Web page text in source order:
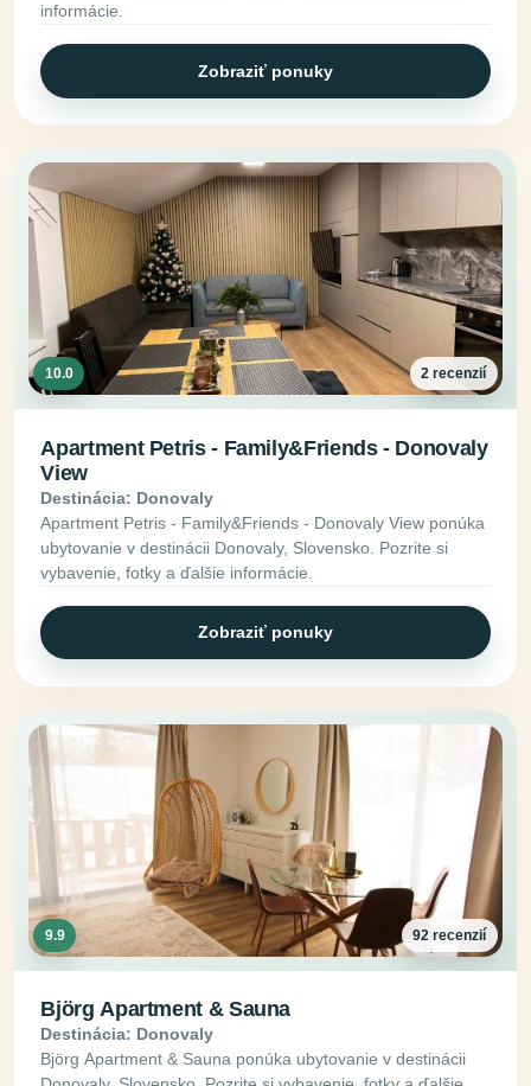
informácie.
Zobraziť ponuky
10.0 2 recenzií
Apartment Petris - Family&Friends - Donovaly
View
Destinácia: Donovaly
Apartment Petris - Family&Friends - Donovaly View ponúka
ubytovanie v destinácii Donovaly, Slovensko. Pozrite si
vybavenie, fotky a ďalšie informácie.
Zobraziť ponuky
9.9 92 recenzií
Björg Apartment & Sauna
Destinácia: Donovaly
Björg Apartment & Sauna ponúka ubytovanie v destinácii